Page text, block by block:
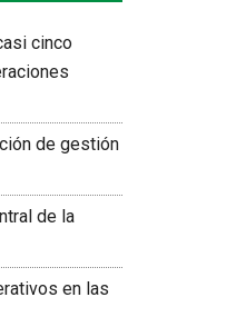
cinco
de gestión
de la
en las